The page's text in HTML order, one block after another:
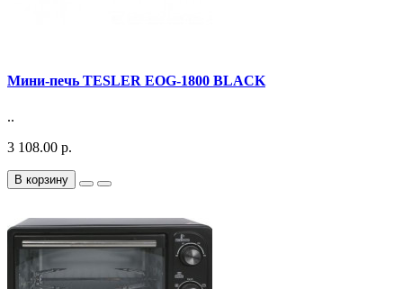
Мини-печь TESLER EOG-1800 BLACK
..
3 108.00 р.
В корзину